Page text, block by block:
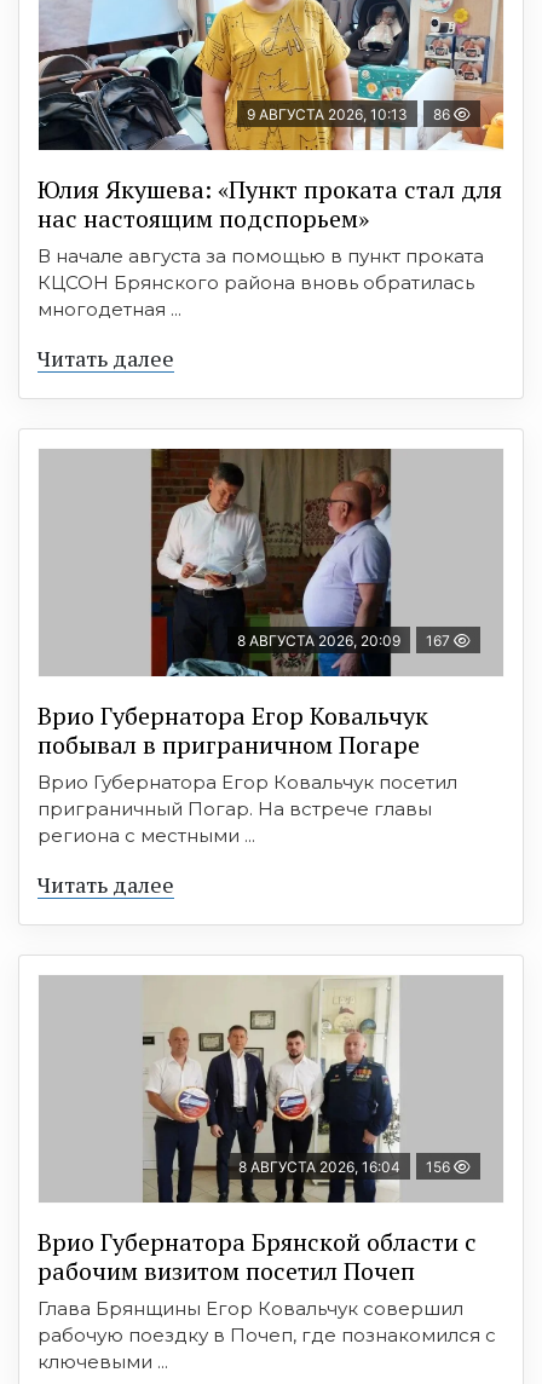
9 АВГУСТА 2026, 10:13 86
Юлия Якушева: «Пункт проката стал для
нас настоящим подспорьем»
В начале августа за помощью в пункт проката
КЦСОН Брянского района вновь обратилась
многодетная ...
Читать далее
8 АВГУСТА 2026, 20:09 167
Врио Губернатора Егор Ковальчук
побывал в приграничном Погаре
Врио Губернатора Егор Ковальчук посетил
приграничный Погар. На встрече главы
региона с местными ...
Читать далее
8 АВГУСТА 2026, 16:04 156
Врио Губернатора Брянской области с
рабочим визитом посетил Почеп
Глава Брянщины Егор Ковальчук совершил
рабочую поездку в Почеп, где познакомился с
ключевыми ...